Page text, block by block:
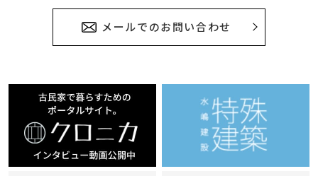
メールでのお問い合わせ